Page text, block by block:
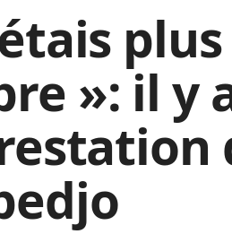
»: il y